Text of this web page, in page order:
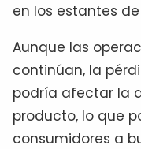
en los estantes
Aunque las
continúan, la
podría afectar la
producto, lo que
consumidores a